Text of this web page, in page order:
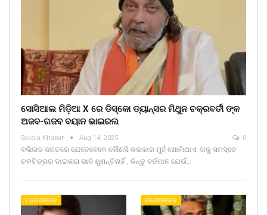
ସୋସିଆଲ ମିଡ଼ିଆ X ରେ ଡିସ୍କୋ ଡ୍ୟାନ୍ସର ମିଥୁନ ଚକ୍ରବର୍ତୀ ଙ୍କ
ଅଜବ-ଗଜବ ବୟାନ ଭାଇରଲ
Sakala Khabar Aug 14, 2025 0
ବଲିଉଡ ଜଗତରେ ଯେତେବେଳେ କୌଣସି କଳାକାର ମୁହଁ ଖୋଲିଥାଏ, ତାକୁ ସମସ୍ତେ
ଚଳଚିତ୍ରର ଡାଇଲଗ ଭାବି ଶୁଣନ୍ତିନାହିଁ , କିନ୍ତୁ ବର୍ତମାନ ଯେଉଁ…
ମନୋରଞ୍ଜନ ମନୋରଞ୍ଜନ